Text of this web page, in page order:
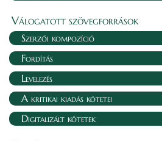
Válogatott szövegforrások
Szerzői kompozíció
Fordítás
Levelezés
A kritikai kiadás kötetei
Digitalizált kötetek